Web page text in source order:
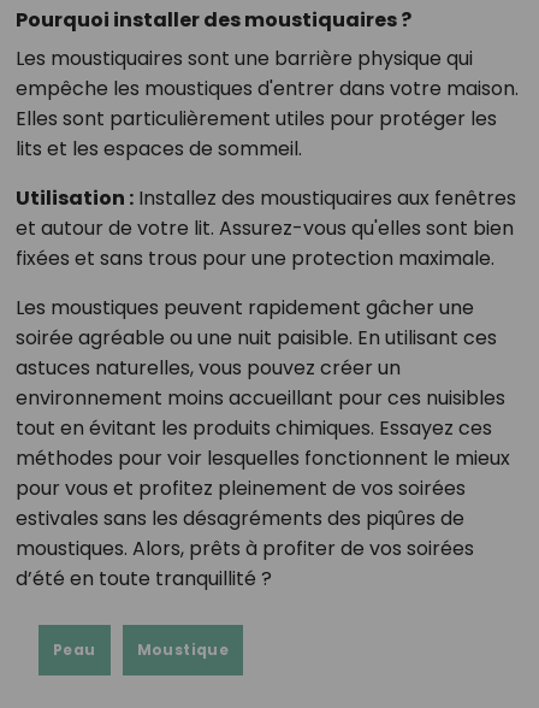
Pourquoi installer des moustiquaires ?
Les moustiquaires sont une barrière physique qui
empêche les moustiques d'entrer dans votre maison.
Elles sont particulièrement utiles pour protéger les
lits et les espaces de sommeil.
Utilisation :Installez des moustiquaires aux fenêtres
et autour de votre lit. Assurez-vous qu'elles sont bien
fixées et sans trous pour une protection maximale.
Les moustiques peuvent rapidement gâcher une
soirée agréable ou une nuit paisible. En utilisant ces
astuces naturelles, vous pouvez créer un
environnement moins accueillant pour ces nuisibles
tout en évitant les produits chimiques. Essayez ces
méthodes pour voir lesquelles fonctionnent le mieux
pour vous et profitez pleinement de vos soirées
estivales sans les désagréments des piqûres de
moustiques. Alors, prêts à profiter de vos soirées
d’été en toute tranquillité ?
Peau Moustique